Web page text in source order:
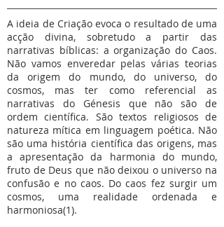
A ideia de Criação evoca o resultado de uma
acção divina, sobretudo a partir das
narrativas bíblicas: a organização do Caos.
Não vamos enveredar pelas várias teorias
da origem do mundo, do universo, do
cosmos, mas ter como referencial as
narrativas do Génesis que não são de
ordem científica. São textos religiosos de
natureza mítica em linguagem poética. Não
são uma história científica das origens, mas
a apresentação da harmonia do mundo,
fruto de Deus que não deixou o universo na
confusão e no caos. Do caos fez surgir um
cosmos, uma realidade ordenada e
harmoniosa(1).